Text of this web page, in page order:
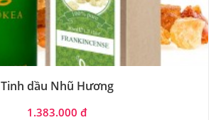
Tinh dầu Nhũ Hương
1.383.000 đ